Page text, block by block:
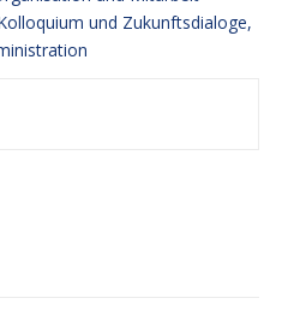
und Zukunftsdialoge,